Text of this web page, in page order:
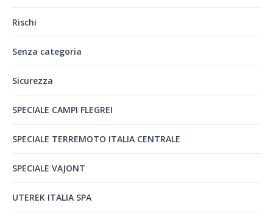
Rischi
Senza categoria
Sicurezza
SPECIALE CAMPI FLEGREI
SPECIALE TERREMOTO ITALIA CENTRALE
SPECIALE VAJONT
UTEREK ITALIA SPA